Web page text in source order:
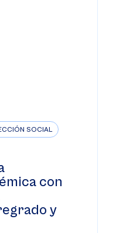
SOCIAL
con
y